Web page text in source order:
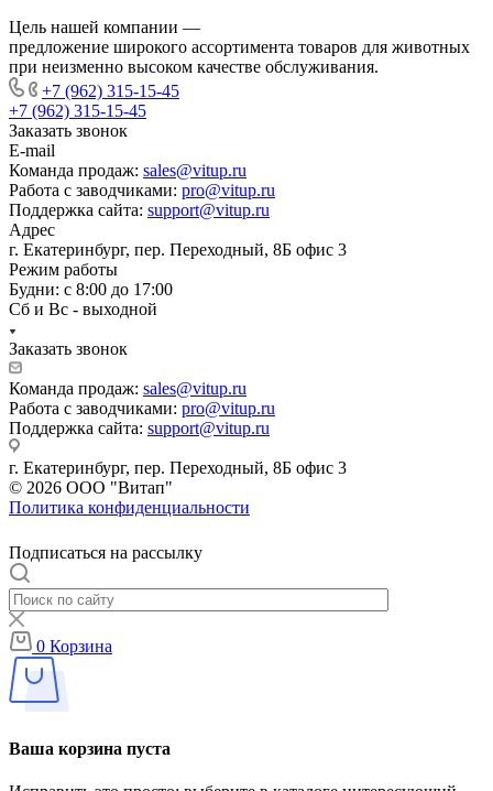
Цель нашей компании —
предложение широкого ассортимента товаров для животных
при неизменно высоком качестве обслуживания.
+7 (962) 315-15-45
+7 (962) 315-15-45
Заказать звонок
E-mail
Команда продаж: sales@vitup.ru
Работа с заводчиками: pro@vitup.ru
Поддержка сайта: support@vitup.ru
Адрес
г. Екатеринбург, пер. Переходный, 8Б офис 3
Режим работы
Будни: с 8:00 до 17:00
Сб и Вс - выходной
Заказать звонок
Команда продаж: sales@vitup.ru
Работа с заводчиками: pro@vitup.ru
Поддержка сайта: support@vitup.ru
г. Екатеринбург, пер. Переходный, 8Б офис 3
© 2026 ООО "Витап"
Политика конфиденциальности
Подписаться на рассылку
0 Корзина
Ваша корзина пуста